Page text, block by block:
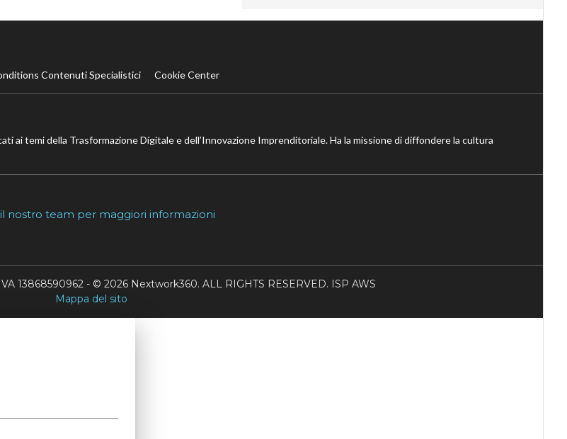
Contenuti Specialistici Cookie Center
ai temi della Trasformazione Digitale e dell’Innovazione Imprenditoriale. Ha la missione di diffondere la cultura
nostro team per maggiori informazioni
13868590962 - © 2026 Nextwork360. ALL RIGHTS RESERVED. ISP AWS
Mappa del sito